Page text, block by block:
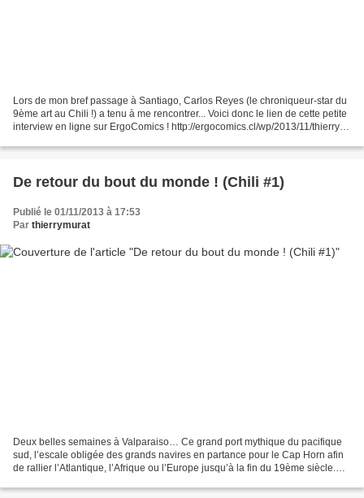
Lors de mon bref passage à Santiago, Carlos Reyes (le chroniqueur-star du
9ème art au Chili !) a tenu à me rencontrer... Voici donc le lien de cette petite
interview en ligne sur ErgoComics ! http://ergocomics.cl/wp/2013/11/thierry-
De retour du bout du monde ! (Chili #1)
Publié le 01/11/2013 à 17:53
Par thierrymurat
Deux belles semaines à Valparaiso… Ce grand port mythique du pacifique
sud, l’escale obligée des grands navires en partance pour le Cap Horn afin
de rallier l’Atlantique, l’Afrique ou l’Europe jusqu’à la fin du 19ème siècle.